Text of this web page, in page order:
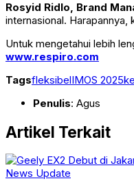
Rosyid Ridlo, Brand
internasional.
Untuk mengetahui lebih
www.respiro.com
TagsfleksibelIMOS 2025
Penulis: Agus
Artikel Terkait
News Update